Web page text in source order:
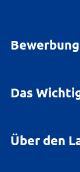
Das
Über den